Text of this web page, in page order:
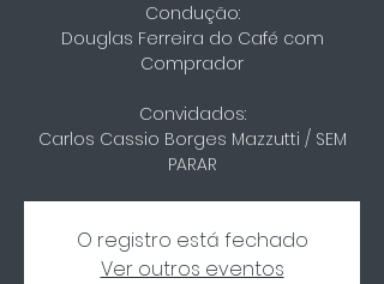
Condução:
Douglas Ferreira do Café com
Comprador
Convidados:
Carlos Cassio Borges Mazzutti / SEM
PARAR
O registro está fechado
Ver outros eventos